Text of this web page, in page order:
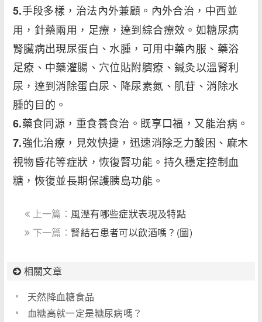
5.手段多樣，治法內外兼顧。內外合治，中西並
用，針藥兩用，足療，達到綜合療效。如糖尿病
腎臟病出現尿蛋白、水腫，可用中藥內服、藥浴
足療、中藥灌腸、穴位貼附臍療、鍼灸以溫腎利
尿，達到消除蛋白尿、降尿素氮、肌苷、消除水
腫的目的。
6.藥食同源，重食養食治。既享口福，又能治病。
7.強化治療，見效快捷，迅速消除乏力酸困、麻木
視物昏花等症狀，恢復腎功能。持久穩定控制血
糖，恢復並長期保護胰島功能。
上一篇： 風溼有哪些症狀表現及特點
下一篇： 腎結石患者可以飲酒嗎？(圖)
相關文章
天然降血糖食品
血糖高就一定是糖尿病嗎？